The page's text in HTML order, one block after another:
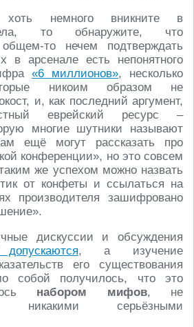
немного вникните в
то обнаружите, что
то нечем подтверждать
в арсенале есть непонятного
«6 миллионов», несколько
никоим образом не
и, как последний аргумент,
еврейский ресурс –
многие шутники называют
ещё могут рассказать про
конференции», но это совсем
же успехом можно назвать
от конфеты и ссылаться на
производителя зашифровано
дискуссии и обсуждения
, а изучение
его существования
собой получилось, что это
набором мифов, не
никакими серьёзными